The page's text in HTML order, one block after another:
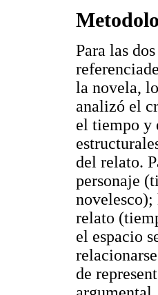
Para las
la novela,
analizó el
el tiempo y
del relato.
personaje
novelesco);
relato
el espacio
de